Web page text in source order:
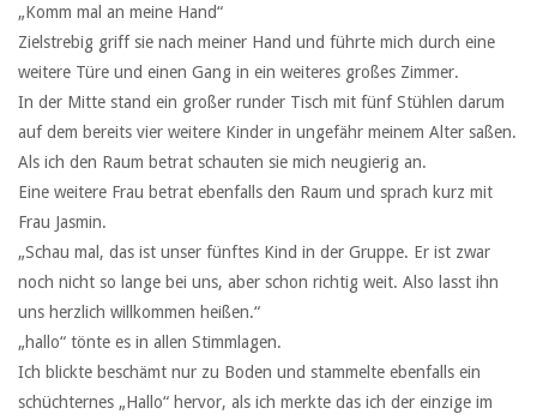
„Komm mal an meine Hand“
Zielstrebig griff sie nach meiner Hand und führte mich durch eine
weitere Türe und einen Gang in ein weiteres großes Zimmer.
In der Mitte stand ein großer runder Tisch mit fünf Stühlen darum
auf dem bereits vier weitere Kinder in ungefähr meinem Alter saßen.
Als ich den Raum betrat schauten sie mich neugierig an.
Eine weitere Frau betrat ebenfalls den Raum und sprach kurz mit
Frau Jasmin.
„Schau mal, das ist unser fünftes Kind in der Gruppe. Er ist zwar
noch nicht so lange bei uns, aber schon richtig weit. Also lasst ihn
uns herzlich willkommen heißen.“
„hallo“ tönte es in allen Stimmlagen.
Ich blickte beschämt nur zu Boden und stammelte ebenfalls ein
schüchternes „Hallo“ hervor, als ich merkte das ich der einzige im